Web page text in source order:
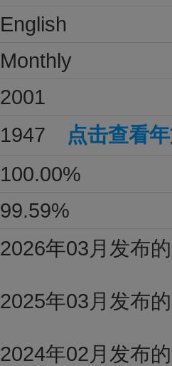
English
Monthly
2001
1947 点击查看
100.00%
99.59%
2026年03月发布
2025年03月发布
2024年02月发布